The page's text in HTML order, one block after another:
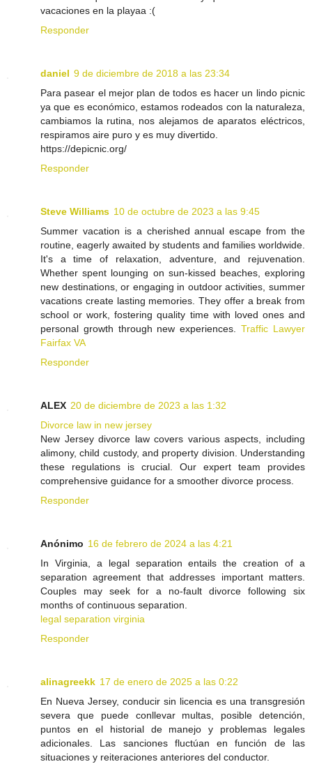
vacaciones en la playaa :(
Responder
daniel 9 de diciembre de 2018 a las 23:34
Para pasear el mejor plan de todos es hacer un lindo picnic
ya que es económico, estamos rodeados con la naturaleza,
cambiamos la rutina, nos alejamos de aparatos eléctricos,
respiramos aire puro y es muy divertido.
https://depicnic.org/
Responder
Steve Williams 10 de octubre de 2023 a las 9:45
Summer vacation is a cherished annual escape from the
routine, eagerly awaited by students and families worldwide.
It's a time of relaxation, adventure, and rejuvenation.
Whether spent lounging on sun-kissed beaches, exploring
new destinations, or engaging in outdoor activities, summer
vacations create lasting memories. They offer a break from
school or work, fostering quality time with loved ones and
personal growth through new experiences.Traffic Lawyer
Fairfax VA
Responder
ALEX 20 de diciembre de 2023 a las 1:32
Divorce law in new jersey
New Jersey divorce law covers various aspects, including
alimony, child custody, and property division. Understanding
these regulations is crucial. Our expert team provides
comprehensive guidance for a smoother divorce process.
Responder
Anónimo 16 de febrero de 2024 a las 4:21
In Virginia, a legal separation entails the creation of a
separation agreement that addresses important matters.
Couples may seek for a no-fault divorce following six
months of continuous separation.
legal separation virginia
Responder
alinagreekk 17 de enero de 2025 a las 0:22
En Nueva Jersey, conducir sin licencia es una transgresión
severa que puede conllevar multas, posible detención,
puntos en el historial de manejo y problemas legales
adicionales. Las sanciones fluctúan en función de las
situaciones y reiteraciones anteriores del conductor.